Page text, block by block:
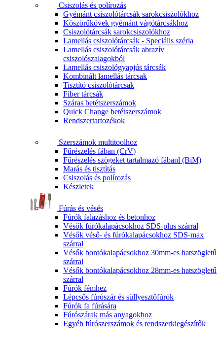
Csiszolás és polírozás
Gyémánt csiszolótárcsák sarokcsiszolókhoz
Köszörűkövek gyémánt vágótárcsákhoz
Csiszolótárcsák sarokcsiszolókhoz
Lamellás csiszolótárcsák - Speciális széria
Lamellás csiszolótárcsák abrazív
csiszolószalagokból
Lamellás csiszológyapjús tárcsák
Kombinált lamellás tárcsak
Tisztító csiszolótárcsak
Fíber tárcsák
Száras betétszerszámok
Quick Change betétszerszámok
Rendszertartozékok
Szerszámok multitoolhoz
Fűrészelés fában (CrV)
Fűrészelés szögeket tartalmazó fábanl (BiM)
Marás és tisztítás
Csiszolás és polírozás
Készletek
Fúrás és vésés
Fúrók falazáshoz és betonhoz
Vésők fúrókalapácsokhoz SDS-plus szárral
Vésők véső- és fúrókalapácsokhoz SDS-max
szárral
Vésők bontókalapácsokhoz 30mm-es hatszögletű
szárral
Vésők bontókalapácsokhoz 28mm-es hatszögletű
szárral
Fúrók fémhez
Lépcsős fúrószár és süllyesztőfúrók
Fúrók fa fúrására
Fúrószárak más anyagokhoz
Egyéb fúrószerszámok és rendszerkiegészítők